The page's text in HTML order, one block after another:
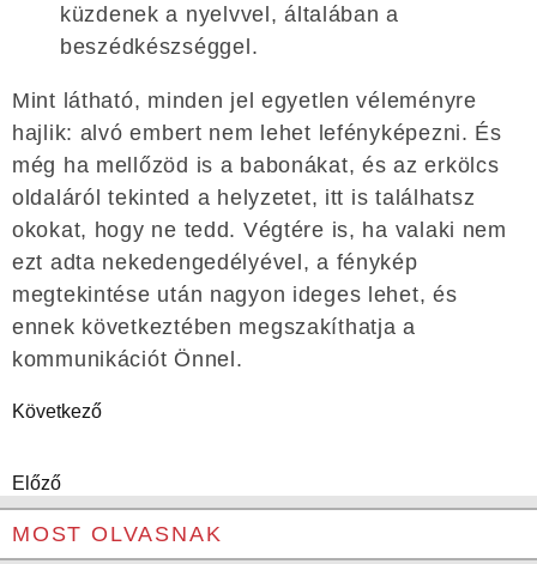
küzdenek a nyelvvel, általában a
beszédkészséggel.
Mint látható, minden jel egyetlen véleményre
hajlik: alvó embert nem lehet lefényképezni. És
még ha mellőzöd is a babonákat, és az erkölcs
oldaláról tekinted a helyzetet, itt is találhatsz
okokat, hogy ne tedd. Végtére is, ha valaki nem
ezt adta nekedengedélyével, a fénykép
megtekintése után nagyon ideges lehet, és
ennek következtében megszakíthatja a
kommunikációt Önnel.
Következő
Előző
MOST OLVASNAK